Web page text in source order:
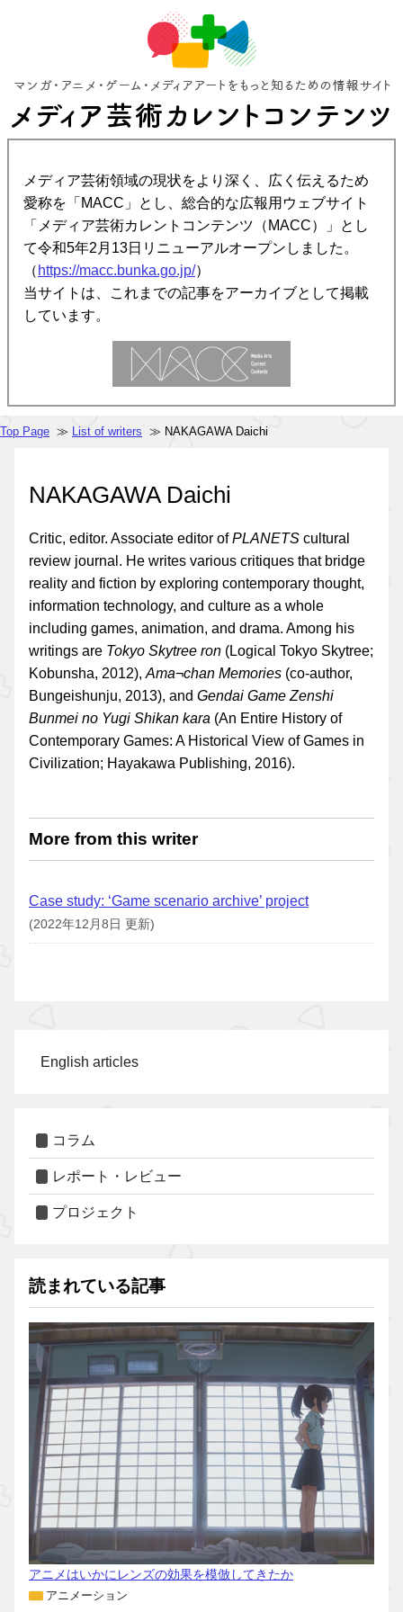
メディア芸術領域の現状をより深く、広く伝えるため
愛称を「MACC」とし、総合的な広報用ウェブサイト
「メディア芸術カレントコンテンツ（MACC）」とし
て令和5年2月13日リニューアルオープンしました。
（ https://macc.bunka.go.jp/）
当サイトは、これまでの記事をアーカイブとして掲載
しています。
Top Page ≫ List of writers ≫ NAKAGAWA Daichi
NAKAGAWA Daichi
Critic, editor. Associate editor ofPLANETS cultural
review journal. He writes various critiques that bridge
reality and fiction by exploring contemporary thought,
information technology, and culture as a whole
including games, animation, and drama. Among his
writings are Tokyo Skytree ron (Logical Tokyo Skytree;
Kobunsha, 2012), Ama¬chan Memories (co-author,
Bungeishunju, 2013), and Gendai Game Zenshi
Bunmei no Yugi Shikan kara (An Entire History of
Contemporary Games: A Historical View of Games in
Civilization; Hayakawa Publishing, 2016).
More from this writer
Case study: ‘Game scenario archive’ project
(2022年12月8日 更新)
English articles
コラム
レポート・レビュー
プロジェクト
読まれている記事
アニメはいかにレンズの効果を模倣してきたか
アニメーション